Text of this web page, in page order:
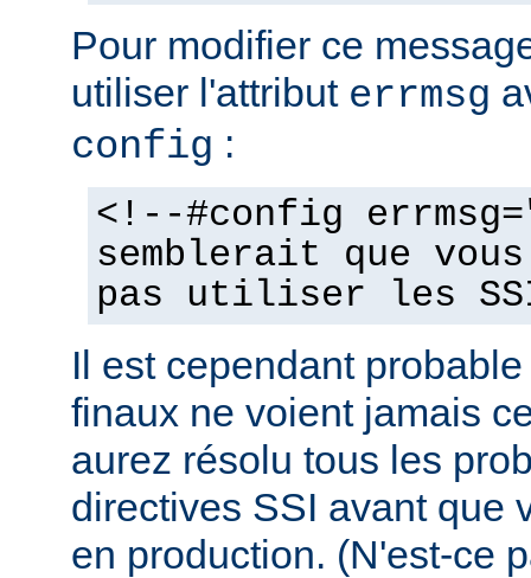
Pour modifier ce
utiliser l'attribut errmsg
config :
<!--#config
semblerait que
pas utiliser les
Il est cependant
finaux ne voient jamais
aurez résolu tous les
directives SSI avant que
en production. (N'est-ce